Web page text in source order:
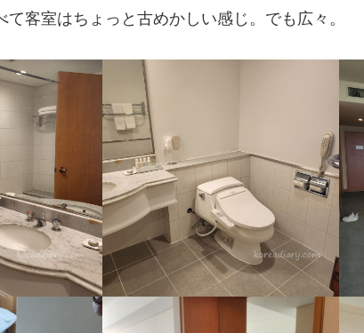
て客室はちょっと古めかしい感じ。でも広々。